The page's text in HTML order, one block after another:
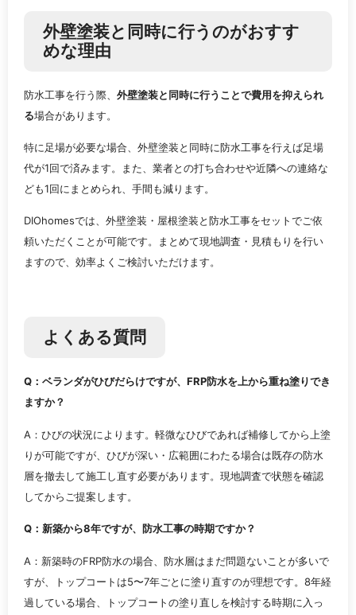
外壁塗装と同時に行うのがおすす
めな理由
防水工事を行う際、 外壁塗装と同時に行うことで費用を抑えられ
る場合があります。
特に足場が必要な場合、外壁塗装と同時に防水工事を行えば足場
代が1回で済みます。また、業者との打ち合わせや近隣への連絡な
ども1回にまとめられ、手間も減ります。
DIOhomesでは、外壁塗装・屋根塗装と防水工事をセットでご依
頼いただくことが可能です。まとめて現地調査・見積もりを行い
ますので、効率よくご検討いただけます。
よくある質問
Q：ベランダがひびだらけですが、FRP防水を上から重ね塗りでき
ますか？
A：ひびの状況によります。軽微なひびであれば補修してから上塗
りが可能ですが、ひびが深い・広範囲にわたる場合は既存の防水
層を撤去して施工し直す必要があります。現地調査で状態を確認
してからご提案します。
Q：新築から8年ですが、防水工事の時期ですか？
A：新築時のFRP防水の場合、防水層はまだ問題ないことが多いで
すが、トップコートは5〜7年ごとに塗り直すのが理想です。8年経
過している場合、トップコートの塗り直しを検討する時期に入っ